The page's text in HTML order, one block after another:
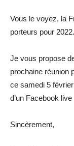
Vous le voyez, la
porteurs pour 2022.
Je vous propose
prochaine réunion
ce samedi 5
d’un Facebook
Sincèrement,